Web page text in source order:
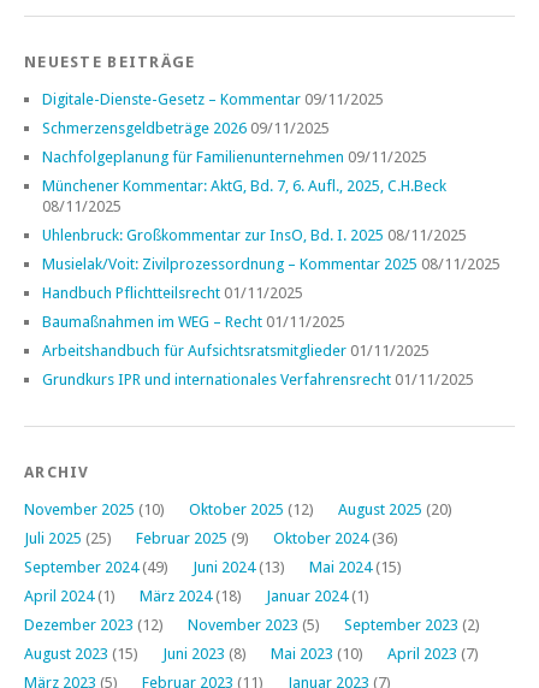
NEUESTE BEITRÄGE
Digitale-Dienste-Gesetz – Kommentar 09/11/2025
Schmerzensgeldbeträge 2026 09/11/2025
Nachfolgeplanung für Familienunternehmen 09/11/2025
Münchener Kommentar: AktG, Bd. 7, 6. Aufl., 2025, C.H.Beck
08/11/2025
Uhlenbruck: Großkommentar zur InsO, Bd. I. 2025 08/11/2025
Musielak/Voit: Zivilprozessordnung – Kommentar 2025 08/11/2025
Handbuch Pflichtteilsrecht 01/11/2025
Baumaßnahmen im WEG – Recht 01/11/2025
Arbeitshandbuch für Aufsichtsratsmitglieder 01/11/2025
Grundkurs IPR und internationales Verfahrensrecht 01/11/2025
ARCHIV
November 2025 (10) Oktober 2025 (12) August 2025 (20)
Juli 2025 (25) Februar 2025 (9) Oktober 2024(36)
September 2024(49) Juni 2024(13) Mai 2024(15)
April 2024(1) März 2024(18) Januar 2024(1)
Dezember 2023 (12) November 2023 (5) September 2023 (2)
August 2023 (15) Juni 2023 (8) Mai 2023 (10) April 2023 (7)
März 2023 (5) Februar 2023 (11) Januar 2023 (7)